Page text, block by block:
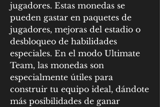
jugadores. Estas monedas se
pueden gastar en paquetes de
jugadores, mejoras del estadio o
desbloqueo de habilidades
especiales. En el modo Ultimate
Team, las monedas son
especialmente útiles para
construir tu equipo ideal, dándote
más posibilidades de ganar